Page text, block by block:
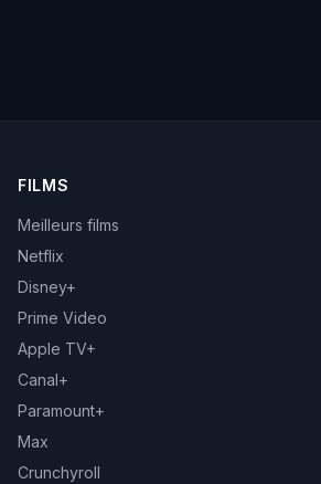
FILMS
Meilleurs films
Netflix
Disney+
Prime Video
Apple TV+
Canal+
Paramount+
Max
Crunchyroll